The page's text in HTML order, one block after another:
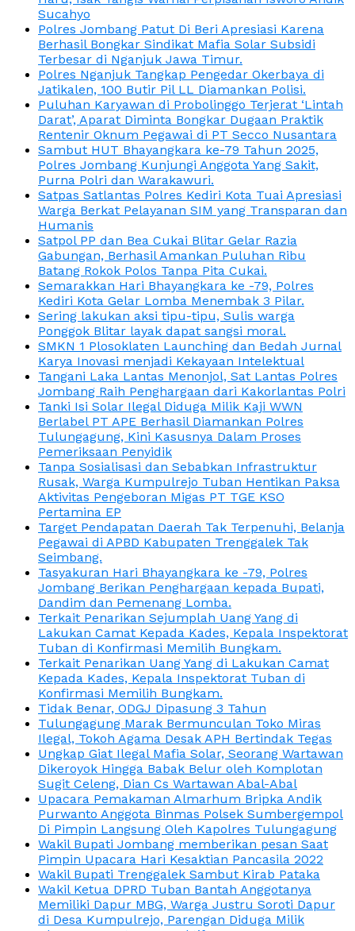
Sucahyo
Polres Jombang Patut Di Beri Apresiasi Karena
Berhasil Bongkar Sindikat Mafia Solar Subsidi
Terbesar di Nganjuk Jawa Timur.
Polres Nganjuk Tangkap Pengedar Okerbaya di
Jatikalen, 100 Butir Pil LL Diamankan Polisi.
Puluhan Karyawan di Probolinggo Terjerat ‘Lintah
Darat’, Aparat Diminta Bongkar Dugaan Praktik
Rentenir Oknum Pegawai di PT Secco Nusantara
Sambut HUT Bhayangkara ke-79 Tahun 2025,
Polres Jombang Kunjungi Anggota Yang Sakit,
Purna Polri dan Warakawuri.
Satpas Satlantas Polres Kediri Kota Tuai Apresiasi
Warga Berkat Pelayanan SIM yang Transparan dan
Humanis
Satpol PP dan Bea Cukai Blitar Gelar Razia
Gabungan, Berhasil Amankan Puluhan Ribu
Batang Rokok Polos Tanpa Pita Cukai.
Semarakkan Hari Bhayangkara ke -79, Polres
Kediri Kota Gelar Lomba Menembak 3 Pilar.
Sering lakukan aksi tipu-tipu, Sulis warga
Ponggok Blitar layak dapat sangsi moral.
SMKN 1 Plosoklaten Launching dan Bedah Jurnal
Karya Inovasi menjadi Kekayaan Intelektual
Tangani Laka Lantas Menonjol, Sat Lantas Polres
Jombang Raih Penghargaan dari Kakorlantas Polri
Tanki Isi Solar Ilegal Diduga Milik Kaji WWN
Berlabel PT APE Berhasil Diamankan Polres
Tulungagung, Kini Kasusnya Dalam Proses
Pemeriksaan Penyidik
Tanpa Sosialisasi dan Sebabkan Infrastruktur
Rusak, Warga Kumpulrejo Tuban Hentikan Paksa
Aktivitas Pengeboran Migas PT TGE KSO
Pertamina EP
Target Pendapatan Daerah Tak Terpenuhi, Belanja
Pegawai di APBD Kabupaten Trenggalek Tak
Seimbang.
Tasyakuran Hari Bhayangkara ke -79, Polres
Jombang Berikan Penghargaan kepada Bupati,
Dandim dan Pemenang Lomba.
Terkait Penarikan Sejumplah Uang Yang di
Lakukan Camat Kepada Kades, Kepala Inspektorat
Tuban di Konfirmasi Memilih Bungkam.
Terkait Penarikan Uang Yang di Lakukan Camat
Kepada Kades, Kepala Inspektorat Tuban di
Konfirmasi Memilih Bungkam.
Tidak Benar, ODGJ Dipasung 3 Tahun
Tulungagung Marak Bermunculan Toko Miras
Ilegal, Tokoh Agama Desak APH Bertindak Tegas
Ungkap Giat Ilegal Mafia Solar, Seorang Wartawan
Dikeroyok Hingga Babak Belur oleh Komplotan
Sugit Celeng, Dian Cs Wartawan Abal-Abal
Upacara Pemakaman Almarhum Bripka Andik
Purwanto Anggota Binmas Polsek Sumbergempol
Di Pimpin Langsung Oleh Kapolres Tulungagung
Wakil Bupati Jombang memberikan pesan Saat
Pimpin Upacara Hari Kesaktian Pancasila 2022
Wakil Bupati Trenggalek Sambut Kirab Pataka
Wakil Ketua DPRD Tuban Bantah Anggotanya
Memiliki Dapur MBG, Warga Justru Soroti Dapur
di Desa Kumpulrejo, Parengan Diduga Milik